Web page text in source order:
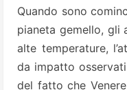
Quando sono
pianeta gemello, gli
alte temperature,
da impatto
del fatto che